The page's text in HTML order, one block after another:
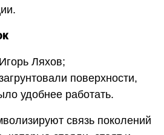
Ляхов;
поверхности,
удобнее работать.
связь поколений